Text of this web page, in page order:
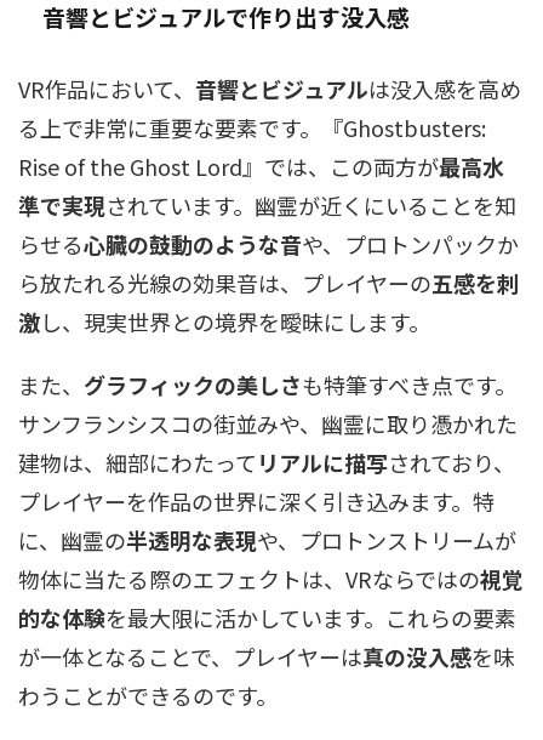
音響とビジュアルで作り出す没入感
VR作品において、 音響とビジュアルは没入感を高め
る上で非常に重要な要素です。『Ghostbusters:
Rise of the Ghost Lord』では、この両方が最高水
準で実現されています。幽霊が近くにいることを知
らせる心臓の鼓動のような音や、プロトンパックか
ら放たれる光線の効果音は、プレイヤーの五感を刺
激し、現実世界との境界を曖昧にします。
また、 グラフィックの美しさも特筆すべき点です。
サンフランシスコの街並みや、幽霊に取り憑かれた
建物は、細部にわたってリアルに描写されており、
プレイヤーを作品の世界に深く引き込みます。特
に、幽霊の半透明な表現や、プロトンストリームが
物体に当たる際のエフェクトは、VRならではの視覚
的な体験を最大限に活かしています。これらの要素
が一体となることで、プレイヤーは真の没入感を味
わうことができるのです。